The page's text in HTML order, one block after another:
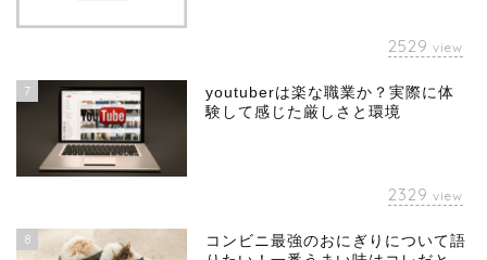
2529 view
7
youtuberは楽な職業か？実際に体
験して感じた厳しさと環境
2329 view
8
コンビニ最強のおにぎりについて語